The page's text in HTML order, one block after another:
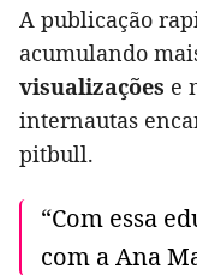
A publicação
acumulando
visualizações e
internautas
pitbull.
“Com essa
com a Ana